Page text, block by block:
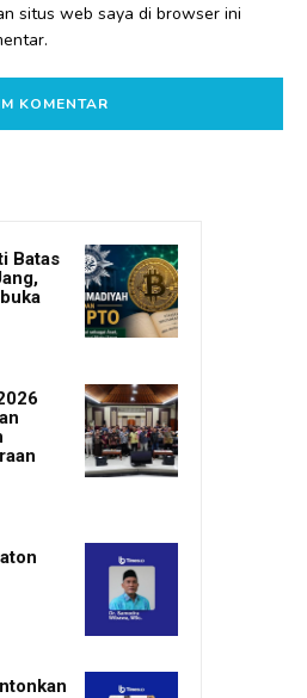
situs web saya di browser ini
Batas